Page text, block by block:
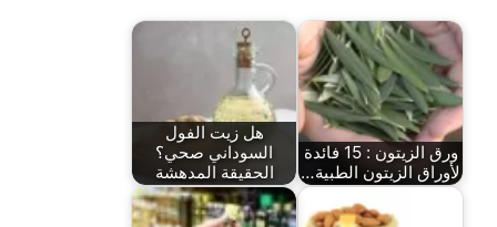
ورق الزيتون : 15 فائدة
لأوراق الزيتون الطبية…
هل زيت الفول
السوداني صحي؟
الحقيقة المدهشة